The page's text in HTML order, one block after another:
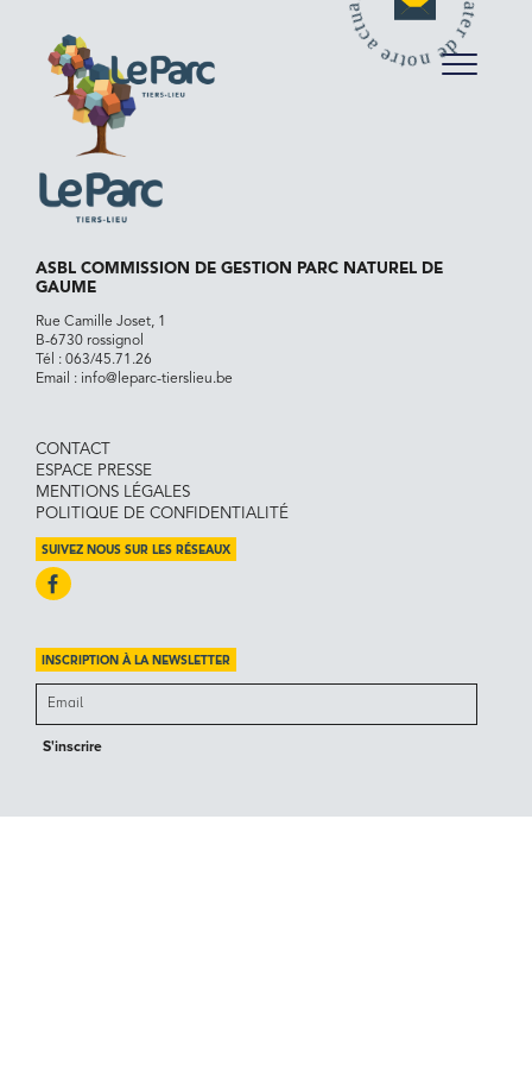
ASBL COMMISSION DE GESTION PARC NATUREL DE
GAUME
Rue Camille Joset, 1
B-6730 rossignol
Tél : 063/45.71.26
Email : info@leparc-tierslieu.be
CONTACT
ESPACE PRESSE
MENTIONS LÉGALES
POLITIQUE DE CONFIDENTIALITÉ
SUIVEZ NOUS SUR LES RÉSEAUX
INSCRIPTION À LA NEWSLETTER